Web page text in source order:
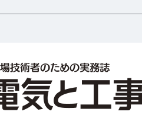
格対策編～ たとえて学ぶ！
車取り！第一種電気工事士学
題）の徹底研究